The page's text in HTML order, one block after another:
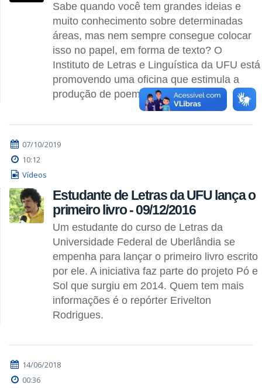
Sabe quando você tem grandes ideias e
muito conhecimento sobre determinadas
áreas, mas nem sempre consegue colocar
isso no papel, em forma de texto? O
Instituto de Letras e Linguística da UFU está
promovendo uma oficina que estimula a
produção de poemas,
07/10/2019
10:12
Vídeos
Estudante de Letras da UFU lança o
primeiro livro - 09/12/2016
Um estudante do curso de Letras da
Universidade Federal de Uberlândia se
empenha para lançar o primeiro livro escrito
por ele. A iniciativa faz parte do projeto Pó e
Sol que surgiu em 2014. Quem tem mais
informações é o repórter Erivelton
Rodrigues.
14/06/2018
00:36